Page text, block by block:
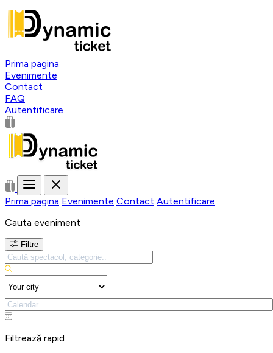
Prima pagina
Evenimente
Contact
FAQ
Autentificare
Prima pagina Evenimente Contact Autentificare
Cauta eveniment
Filtre
Filtrează rapid